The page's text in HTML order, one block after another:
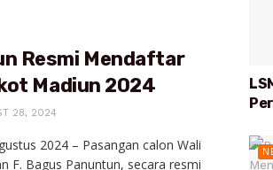
Resmi Mendaftar
Madiun 2024
28, 2024
2024 – Pasangan calon Wali
F. Bagus Panuntun, secara resmi